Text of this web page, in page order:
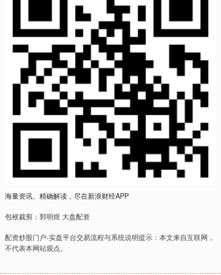
海量资讯、精确解读，尽在新浪财经APP
包袱裁剪：郭明煜 大盘配资
配资炒股门户-实盘平台交易流程与系统说明提示：本文来自互联网，
不代表本网站观点。